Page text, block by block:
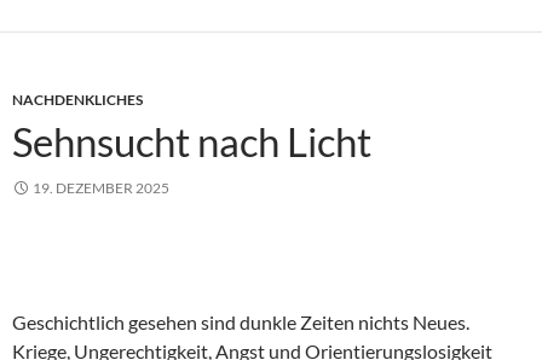
NACHDENKLICHES
Sehnsucht nach Licht
19. DEZEMBER 2025
Geschichtlich gesehen sind dunkle Zeiten nichts Neues.
Kriege, Ungerechtigkeit, Angst und Orientierungslosigkeit